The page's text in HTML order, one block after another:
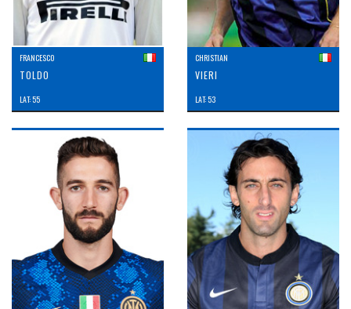
FRANCESCO
TOLDO
LAT: 55
CHRISTIAN
VIERI
LAT: 53